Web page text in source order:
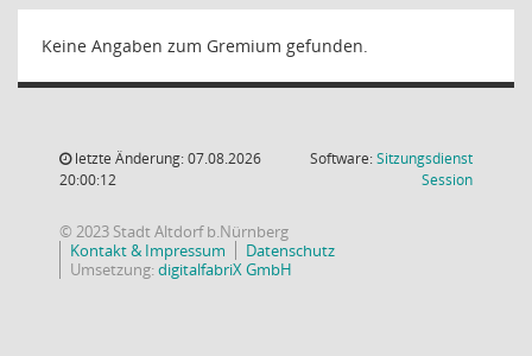
Keine Angaben zum Gremium gefunden.
letzte Änderung: 07.08.2026
20:00:12
Software:Sitzungsdienst
Session(Wird in
© 2023 Stadt Altdorf b.Nürnberg
Kontakt & Impressum
Datenschutz
Umsetzung:digitalfabriX GmbH